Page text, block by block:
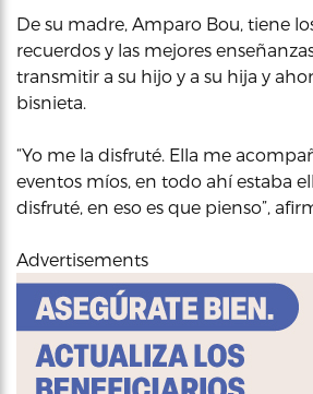
De su madre, Amparo Bou, tiene
recuerdos y las mejores
transmitir a su hijo y a su hija y
bisnieta.
“Yo me la disfruté. Ella me
eventos míos, en todo ahí estaba
disfruté, en eso es que pienso”,
Advertisements